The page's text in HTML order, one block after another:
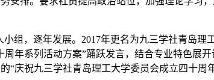
组，逐年发展。2017年更名为九三学社青岛理
年系列活动方案”踊跃发言，结合专业特色展
庆祝九三学社青岛理工大学委员会成立四十周